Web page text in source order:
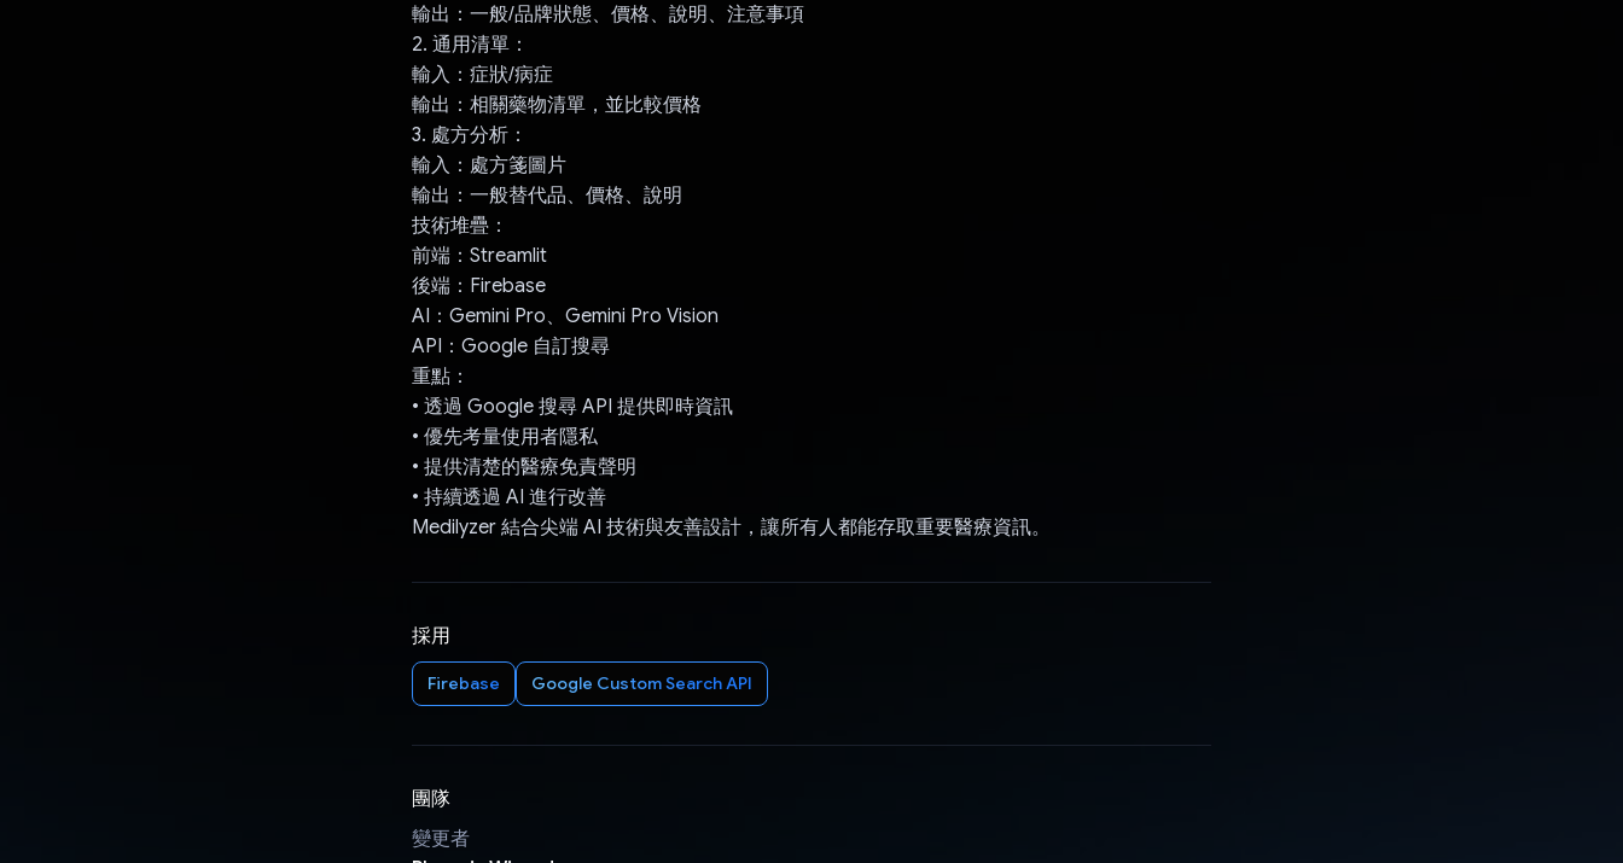
輸出：一般/品牌狀態、價格、說明、注意事項
2. 通用清單：
輸入：症狀/病症
輸出：相關藥物清單，並比較價格
3. 處方分析：
輸入：處方箋圖片
輸出：一般替代品、價格、說明
技術堆疊：
前端：Streamlit
後端：Firebase
AI：Gemini Pro、Gemini Pro Vision
API：Google 自訂搜尋
重點：
• 透過 Google 搜尋 API 提供即時資訊
• 優先考量使用者隱私
• 提供清楚的醫療免責聲明
• 持續透過 AI 進行改善
Medilyzer 結合尖端 AI 技術與友善設計，讓所有人都能存取重要醫療資訊。
採用
Firebase Google Custom Search API
團隊
變更者